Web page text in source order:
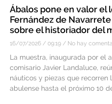
Ábalos pone en valor el
Fernández de
sobre el historiador del
16/07/2026 09:19 No hay
La muestra, inaugurada por el
comisario Javier Landaluce,
náuticos y piezas que
abulense hasta el próximo 10